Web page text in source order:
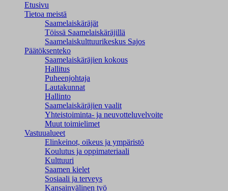
Etusivu
Tietoa meistä
Saamelaiskäräjät
Töissä Saamelaiskäräjillä
Saamelaiskulttuuri­keskus Sajos
Päätöksenteko
Saamelaiskäräjien kokous
Hallitus
Puheenjohtaja
Lautakunnat
Hallinto
Saamelaiskäräjien vaalit
Yhteistoiminta- ja neuvotteluvelvoite
Muut toimielimet
Vastuualueet
Elinkeinot, oikeus ja ympäristö
Koulutus ja oppimateriaali
Kulttuuri
Saamen kielet
Sosiaali ja terveys
Kansainvälinen työ